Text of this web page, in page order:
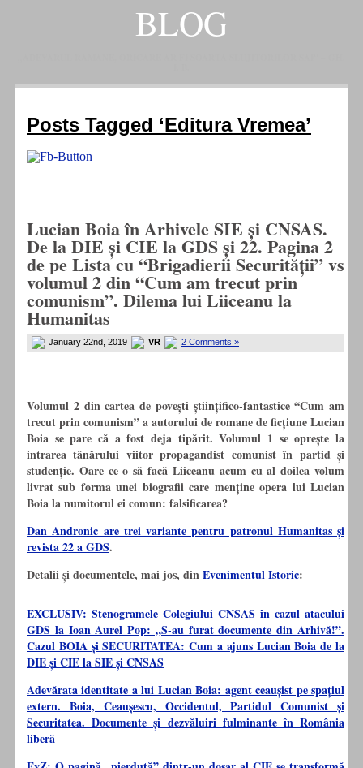
BLOG
Posts Tagged ‘Editura Vremea’
Lucian Boia în Arhivele SIE și CNSAS.
De la DIE și CIE la GDS și 22. Pagina 2
de pe Lista cu “Brigadierii Securității” vs
volumul 2 din “Cum am trecut prin
comunism”. Dilema lui Liiceanu la
Humanitas
January 22nd, 2019 VR 2 Comments »
Volumul 2 din cartea de povești științifico-fantastice “Cum am
trecut prin comunism” a autorului de romane de ficțiune Lucian
Boia se pare că a fost deja tipărit. Volumul 1 se oprește la
intrarea tânărului viitor propagandist comunist în partid și
studenție. Oare ce o să facă Liiceanu acum cu al doilea volum
livrat sub forma unei biografii care menține opera lui Lucian
Boia la numitorul ei comun: falsificarea?
Dan Andronic are trei variante pentru patronul Humanitas și
revista 22 a GDS.
Detalii și documentele, mai jos, dinEvenimentul Istoric:
EXCLUSIV: Stenogramele Colegiului CNSAS în cazul atacului
GDS la Ioan Aurel Pop: „S-au furat documente din Arhivă!”.
Cazul BOIA și SECURITATEA: Cum a ajuns Lucian Boia de la
DIE și CIE la SIE și CNSAS
Adevărata identitate a lui Lucian Boia: agent ceaușist pe spațiul
extern. Boia, Ceaușescu, Occidentul, Partidul Comunist și
Securitatea. Documente și dezvăluiri fulminante în România
liberă